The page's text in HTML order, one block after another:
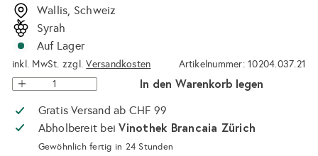
Wallis, Schweiz
Syrah
Auf Lager
inkl. MwSt. zzgl.Versandkosten Artikelnummer: 10204.037.21
In den Warenkorb legen
Gratis Versand ab CHF 99
Abholbereit beiVinothek Brancaia Zürich
Gewöhnlich fertig in 24 Stunden